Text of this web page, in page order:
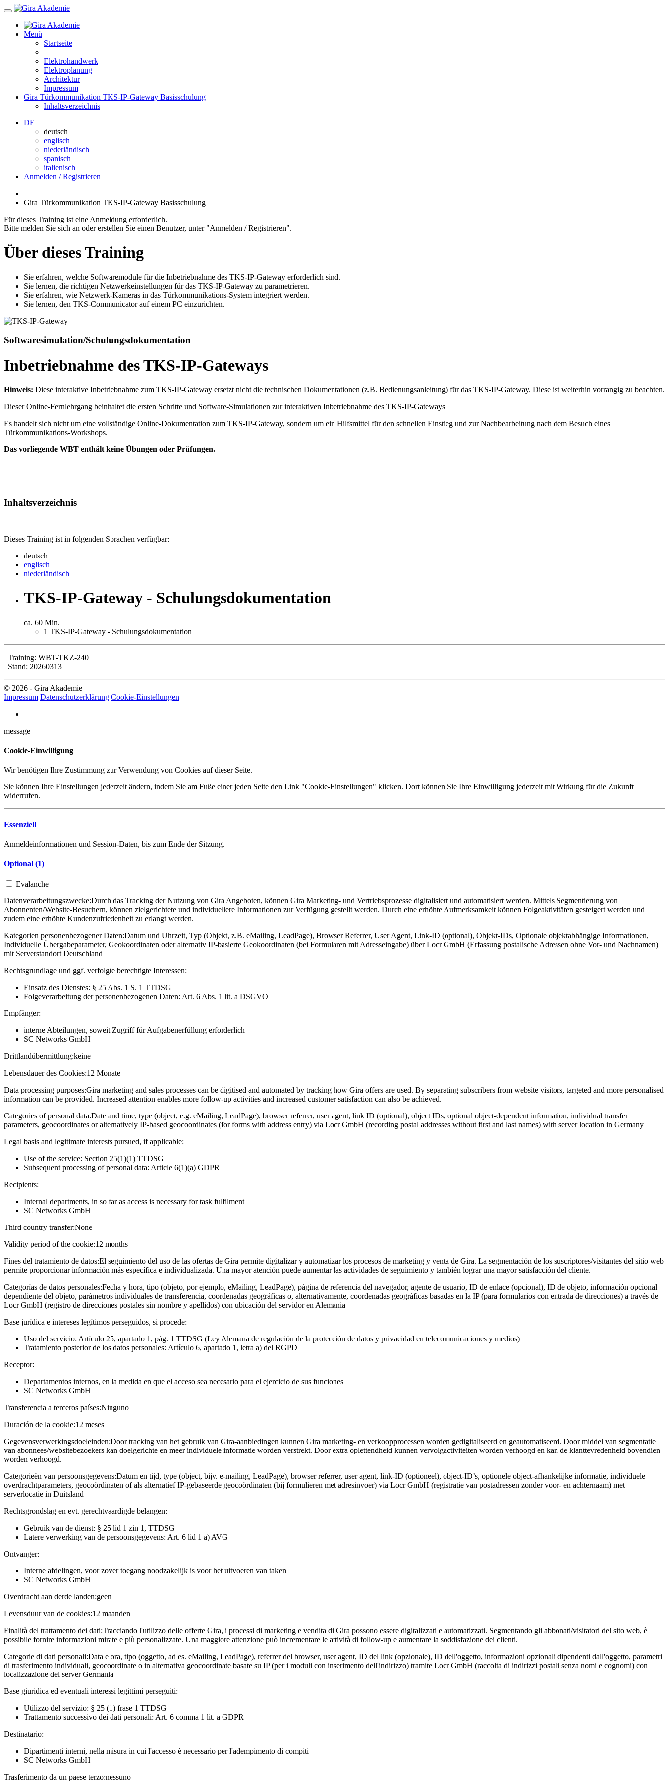
Menü
Startseite
Elektrohandwerk
Elektroplanung
Architektur
Impressum
Gira Türkommunikation TKS-IP-Gateway Basisschulung
Inhaltsverzeichnis
DE
deutsch
englisch
niederländisch
spanisch
italienisch
Anmelden / Registrieren
Gira Türkommunikation TKS-IP-Gateway Basisschulung
Für dieses Training ist eine Anmeldung erforderlich.
Bitte melden Sie sich an oder erstellen Sie einen Benutzer, unter "Anmelden / Registrieren".
Über dieses Training
Sie erfahren, welche Softwaremodule für die Inbetriebnahme des TKS-IP-Gateway erforderlich sind.
Sie lernen, die richtigen Netzwerkeinstellungen für das TKS-IP-Gateway zu parametrieren.
Sie erfahren, wie Netzwerk-Kameras in das Türkommunikations-System integriert werden.
Sie lernen, den TKS-Communicator auf einem PC einzurichten.
Softwaresimulation/Schulungsdokumentation
Inbetriebnahme des TKS-IP-Gateways
Hinweis: Diese interaktive Inbetriebnahme zum TKS-IP-Gateway ersetzt nicht die technischen Dokumentationen (z.B. Bedienungsanleitung) für das TKS-IP-Gateway. Diese ist weiterhin vorrangig zu beachten.
Dieser Online-Fernlehrgang beinhaltet die ersten Schritte und Software-Simulationen zur interaktiven Inbetriebnahme des TKS-IP-Gateways.
Es handelt sich nicht um eine vollständige Online-Dokumentation zum TKS-IP-Gateway, sondern um ein Hilfsmittel für den schnellen Einstieg und zur Nachbearbeitung nach dem Besuch eines
Türkommunikations-Workshops.
Das vorliegende WBT enthält keine Übungen oder Prüfungen.
Inhaltsverzeichnis
Dieses Training ist in folgenden Sprachen verfügbar:
deutsch
englisch
niederländisch
TKS-IP-Gateway - Schulungsdokumentation
ca. 60 Min.
1 TKS-IP-Gateway - Schulungsdokumentation
Training: WBT-TKZ-240
Stand: 20260313
© 2026 - Gira Akademie
Impressum Datenschutzerklärung Cookie-Einstellungen
message
Cookie-Einwilligung
Wir benötigen Ihre Zustimmung zur Verwendung von Cookies auf dieser Seite.
Sie können Ihre Einstellungen jederzeit ändern, indem Sie am Fuße einer jeden Seite den Link "Cookie-Einstellungen" klicken. Dort können Sie Ihre Einwilligung jederzeit mit Wirkung für die Zukunft
widerrufen.
Essenziell
Anmeldeinformationen und Session-Daten, bis zum Ende der Sitzung.
Optional (1)
Evalanche
Datenverarbeitungszwecke:Durch das Tracking der Nutzung von Gira Angeboten, können Gira Marketing- und Vertriebsprozesse digitalisiert und automatisiert werden. Mittels Segmentierung von
Abonnenten/Website-Besuchern, können zielgerichtete und individuellere Informationen zur Verfügung gestellt werden. Durch eine erhöhte Aufmerksamkeit können Folgeaktivitäten gesteigert werden und
zudem eine erhöhte Kundenzufriedenheit zu erlangt werden.
Kategorien personenbezogener Daten:Datum und Uhrzeit, Typ (Objekt, z.B. eMailing, LeadPage), Browser Referrer, User Agent, Link-ID (optional), Objekt-IDs, Optionale objektabhängige Informationen,
Individuelle Übergabeparameter, Geokoordinaten oder alternativ IP-basierte Geokoordinaten (bei Formularen mit Adresseingabe) über Locr GmbH (Erfassung postalische Adressen ohne Vor- und Nachnamen)
mit Serverstandort Deutschland
Rechtsgrundlage und ggf. verfolgte berechtigte Interessen:
Einsatz des Dienstes: § 25 Abs. 1 S. 1 TTDSG
Folgeverarbeitung der personenbezogenen Daten: Art. 6 Abs. 1 lit. a DSGVO
Empfänger:
interne Abteilungen, soweit Zugriff für Aufgabenerfüllung erforderlich
SC Networks GmbH
Drittlandübermittlung:keine
Lebensdauer des Cookies:12 Monate
Data processing purposes:Gira marketing and sales processes can be digitised and automated by tracking how Gira offers are used. By separating subscribers from website visitors, targeted and more personalised
information can be provided. Increased attention enables more follow-up activities and increased customer satisfaction can also be achieved.
Categories of personal data:Date and time, type (object, e.g. eMailing, LeadPage), browser referrer, user agent, link ID (optional), object IDs, optional object-dependent information, individual transfer
parameters, geocoordinates or alternatively IP-based geocoordinates (for forms with address entry) via Locr GmbH (recording postal addresses without first and last names) with server location in Germany
Legal basis and legitimate interests pursued, if applicable:
Use of the service: Section 25(1)(1) TTDSG
Subsequent processing of personal data: Article 6(1)(a) GDPR
Recipients:
Internal departments, in so far as access is necessary for task fulfilment
SC Networks GmbH
Third country transfer:None
Validity period of the cookie:12 months
Fines del tratamiento de datos:El seguimiento del uso de las ofertas de Gira permite digitalizar y automatizar los procesos de marketing y venta de Gira. La segmentación de los suscriptores/visitantes del sitio web
permite proporcionar información más específica e individualizada. Una mayor atención puede aumentar las actividades de seguimiento y también lograr una mayor satisfacción del cliente.
Categorías de datos personales:Fecha y hora, tipo (objeto, por ejemplo, eMailing, LeadPage), página de referencia del navegador, agente de usuario, ID de enlace (opcional), ID de objeto, información opcional
dependiente del objeto, parámetros individuales de transferencia, coordenadas geográficas o, alternativamente, coordenadas geográficas basadas en la IP (para formularios con entrada de direcciones) a través de
Locr GmbH (registro de direcciones postales sin nombre y apellidos) con ubicación del servidor en Alemania
Base jurídica e intereses legítimos perseguidos, si procede:
Uso del servicio: Artículo 25, apartado 1, pág. 1 TTDSG (Ley Alemana de regulación de la protección de datos y privacidad en telecomunicaciones y medios)
Tratamiento posterior de los datos personales: Artículo 6, apartado 1, letra a) del RGPD
Receptor:
Departamentos internos, en la medida en que el acceso sea necesario para el ejercicio de sus funciones
SC Networks GmbH
Transferencia a terceros países:Ninguno
Duración de la cookie:12 meses
Gegevensverwerkingsdoeleinden:Door tracking van het gebruik van Gira-aanbiedingen kunnen Gira marketing- en verkoopprocessen worden gedigitaliseerd en geautomatiseerd. Door middel van segmentatie
van abonnees/websitebezoekers kan doelgerichte en meer individuele informatie worden verstrekt. Door extra oplettendheid kunnen vervolgactiviteiten worden verhoogd en kan de klanttevredenheid bovendien
worden verhoogd.
Categorieën van persoonsgegevens:Datum en tijd, type (object, bijv. e-mailing, LeadPage), browser referrer, user agent, link-ID (optioneel), object-ID’s, optionele object-afhankelijke informatie, individuele
overdrachtparameters, geocoördinaten of als alternatief IP-gebaseerde geocoördinaten (bij formulieren met adresinvoer) via Locr GmbH (registratie van postadressen zonder voor- en achternaam) met
serverlocatie in Duitsland
Rechtsgrondslag en evt. gerechtvaardigde belangen:
Gebruik van de dienst: § 25 lid 1 zin 1, TTDSG
Latere verwerking van de persoonsgegevens: Art. 6 lid 1 a) AVG
Ontvanger:
Interne afdelingen, voor zover toegang noodzakelijk is voor het uitvoeren van taken
SC Networks GmbH
Overdracht aan derde landen:geen
Levensduur van de cookies:12 maanden
Finalità del trattamento dei dati:Tracciando l'utilizzo delle offerte Gira, i processi di marketing e vendita di Gira possono essere digitalizzati e automatizzati. Segmentando gli abbonati/visitatori del sito web, è
possibile fornire informazioni mirate e più personalizzate. Una maggiore attenzione può incrementare le attività di follow-up e aumentare la soddisfazione dei clienti.
Categorie di dati personali:Data e ora, tipo (oggetto, ad es. eMailing, LeadPage), referrer del browser, user agent, ID del link (opzionale), ID dell'oggetto, informazioni opzionali dipendenti dall'oggetto, parametri
di trasferimento individuali, geocoordinate o in alternativa geocoordinate basate su IP (per i moduli con inserimento dell'indirizzo) tramite Locr GmbH (raccolta di indirizzi postali senza nomi e cognomi) con
localizzazione del server Germania
Base giuridica ed eventuali interessi legittimi perseguiti:
Utilizzo del servizio: § 25 (1) frase 1 TTDSG
Trattamento successivo dei dati personali: Art. 6 comma 1 lit. a GDPR
Destinatario:
Dipartimenti interni, nella misura in cui l'accesso è necessario per l'adempimento di compiti
SC Networks GmbH
Trasferimento da un paese terzo:nessuno